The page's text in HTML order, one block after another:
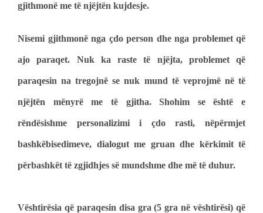
gjithmonë me të njëjtën kujdesje.
Nisemi gjithmonë nga çdo person dhe nga problemet që
ajo paraqet. Nuk ka raste të njëjta, problemet që
paraqesin na tregojnë se nuk mund të veprojmë në të
njëjtën mënyrë me të gjitha. Shohim se është e
rëndësishme personalizimi i çdo rasti, nëpërmjet
bashkëbisedimeve, dialogut me gruan dhe kërkimit të
përbashkët të zgjidhjes së mundshme dhe më të duhur.
Vështirësia që paraqesin disa gra (5 gra në vështirësi) që